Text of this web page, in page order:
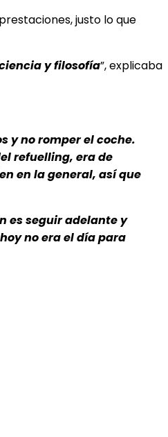
justo lo que
y filosofía”, explicaba
y no romper el coche.
refuelling, era de
en la general, así que
es seguir adelante y
no era el día para